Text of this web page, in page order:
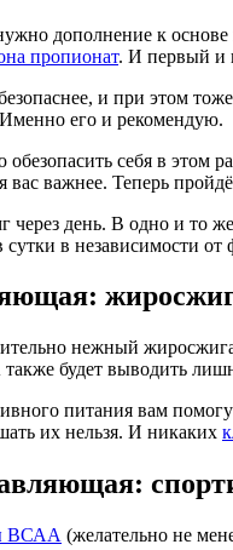
дополнение к основе
пропионат. И первый и
и при этом
его и рекомендую.
себя в этом
вас важнее. Теперь
через день. В одно и то
сутки в независимости
нежный
будет выводить
питания вам
их нельзя. И никаких
ВСАА (желательно не